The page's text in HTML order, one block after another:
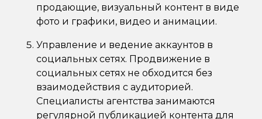
продающие, визуальный контент в виде
фото и графики, видео и анимации.
Управление и ведение аккаунтов в
социальных сетях. Продвижение в
социальных сетях не обходится без
взаимодействия с аудиторией.
Специалисты агентства занимаются
регулярной публикацией контента для